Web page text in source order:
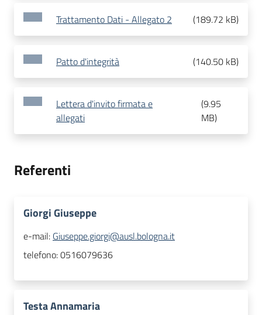
Trattamento Dati - Allegato 2 (189.72 kB)
Patto d'integrità (140.50 kB)
Lettera d'invito firmata e
allegati
(9.95
MB)
Referenti
Giorgi Giuseppe
e-mail: Giuseppe.giorgi@ausl.bologna.it
telefono:0516079636
Testa Annamaria